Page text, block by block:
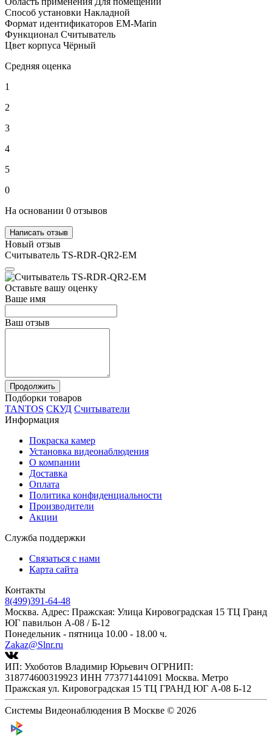
Способ установки Накладной
Формат идентификаторов EM-Marin
Функционал Считыватель
Цвет корпуса Чёрный
Средняя оценка
1
2
3
4
5
0
На основании 0 отзывов
Написать отзыв
Новый отзыв
Считыватель TS-RDR-QR2-EM
Оставьте вашу оценку
Ваше имя
Ваш отзыв
Продолжить
Подборки товаров
TANTOS СКУД Считыватели
Информация
Покраска камер
Установка видеонаблюдения
О компании
Доставка
Оплата
Политика конфиденциальности
Производители
Акции
Служба поддержки
Связаться с нами
Карта сайта
Контакты
8(499)391-64-48
Москва. Адрес: Пражская: Улица Кировоградская 15 ТЦ Гранд
ЮГ павильон А-08 / Б-12
Понедельник - пятница 10.00 - 18.00 ч.
Zakaz@Slnr.ru
ИП: Ухоботов Владимир Юрьевич ОГРНИП:
318774600319923 ИНН 773771441091 Москва. Метро
Пражская ул. Кировоградская 15 ТЦ ГРАНД ЮГ А-08 Б-12
Системы Видеонаблюдения В Москве © 2026